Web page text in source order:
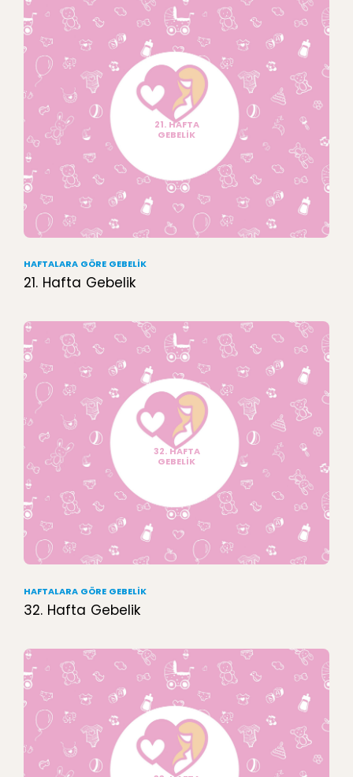
21. HAFTA
GEBELİK
HAFTALARA GÖRE GEBELIK
21. Hafta Gebelik
32. HAFTA
GEBELİK
HAFTALARA GÖRE GEBELIK
32. Hafta Gebelik